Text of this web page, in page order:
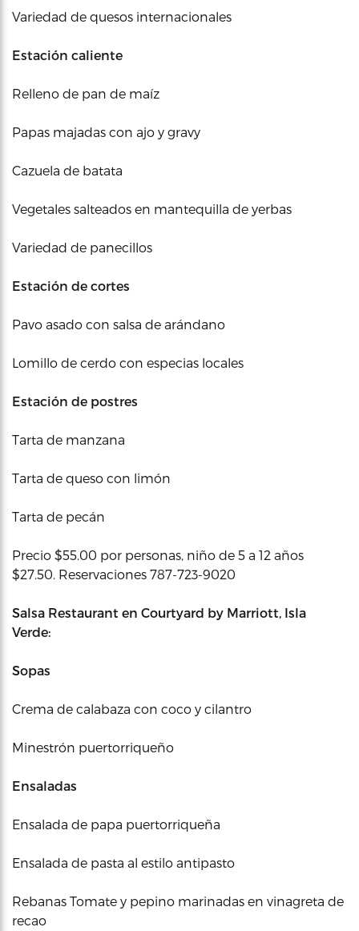
Variedad de quesos internacionales
Estación caliente
Relleno de pan de maíz
Papas majadas con ajo y gravy
Cazuela de batata
Vegetales salteados en mantequilla de yerbas
Variedad de panecillos
Estación de cortes
Pavo asado con salsa de arándano
Lomillo de cerdo con especias locales
Estación de postres
Tarta de manzana
Tarta de queso con limón
Tarta de pecán
Precio $55.00 por personas, niño de 5 a 12 años
$27.50. Reservaciones 787-723-9020
Salsa Restaurant en Courtyard by Marriott, Isla
Verde:
Sopas
Crema de calabaza con coco y cilantro
Minestrón puertorriqueño
Ensaladas
Ensalada de papa puertorriqueña
Ensalada de pasta al estilo antipasto
Rebanas Tomate y pepino marinadas en vinagreta de
recao